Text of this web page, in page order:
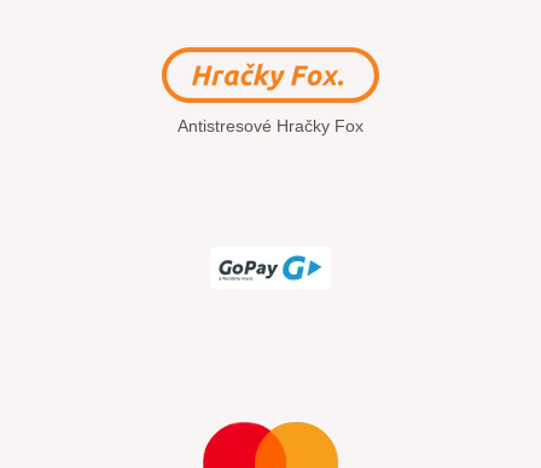
Antistresové Hračky Fox